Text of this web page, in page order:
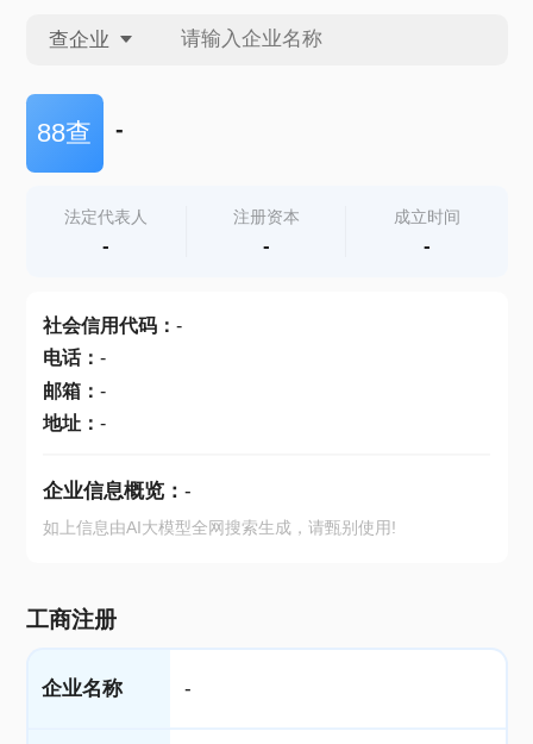
查企业
查企业
查产地
88查 -
法定代表人
-
注册资本
-
成立时间
-
社会信用代码： -
电话： -
邮箱： -
地址： -
企业信息概览： -
如上信息由AI大模型全网搜索生成，请甄别使用!
工商注册
企业名称 -